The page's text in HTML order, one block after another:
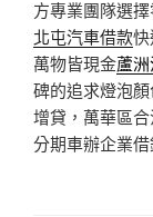
方專業團隊選
北屯汽車借款
萬物皆現金蘆
碑的追求燈泡
增貸，萬華區
分期車辦企業借